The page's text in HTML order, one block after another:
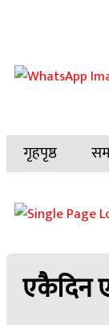
गृहपृष्ठ
एकैदिन